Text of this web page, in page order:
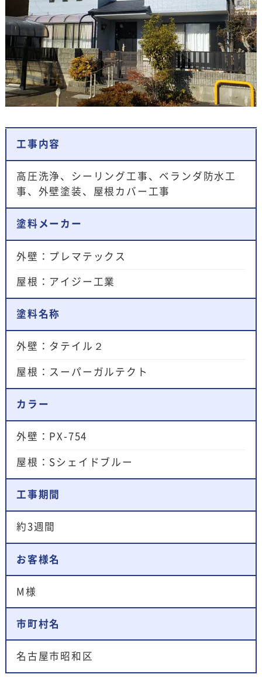
工事内容
高圧洗浄、シーリング工事、ベランダ防水工
事、外壁塗装、屋根カバー工事
塗料メーカー
外壁：プレマテックス
屋根：アイジー工業
塗料名称
外壁：タテイル２
屋根：スーパーガルテクト
カラー
外壁：PX-754
屋根：Sシェイドブルー
工事期間
約3週間
お客様名
M様
市町村名
名古屋市昭和区